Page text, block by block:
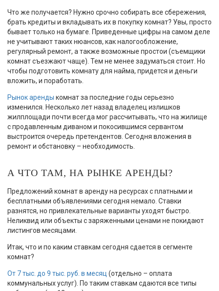
Что же получается? Нужно срочно собирать все сбережения,
брать кредиты и вкладывать их в покупку комнат? Увы, просто
бывает только на бумаге. Приведенные цифры на самом деле
не учитывают таких нюансов, как налогообложение,
регулярный ремонт, а также возможные простои (съемщики
комнат съезжают чаще). Тем не менее задуматься стоит. Но
чтобы подготовить комнату для найма, придется и деньги
вложить, и поработать.
Рынок аренды комнат за последние годы серьезно
изменился. Несколько лет назад владелец излишков
жилплощади почти всегда мог рассчитывать, что на жилище
с продавленным диваном и покосившимся сервантом
выстроится очередь претендентов. Сегодня вложения в
ремонт и обстановку – необходимость.
А ЧТО ТАМ, НА РЫНКЕ АРЕНДЫ?
Предложений комнат в аренду на ресурсах с платными и
бесплатными объявлениями сегодня немало. Ставки
разнятся, но привлекательные варианты уходят быстро.
Неликвид или объекты с заряженными ценами не покидают
листингов месяцами.
Итак, что и по каким ставкам сегодня сдается в сегменте
комнат?
От 7 тыс. до 9 тыс. руб. в месяц (отдельно – оплата
коммунальных услуг). По таким ставкам сдаются все типы